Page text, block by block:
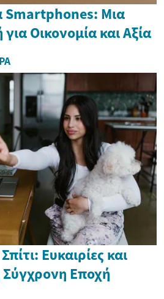
Smartphones: Μια
Οικονομία και Αξία
Ευκαιρίες και
Εποχή